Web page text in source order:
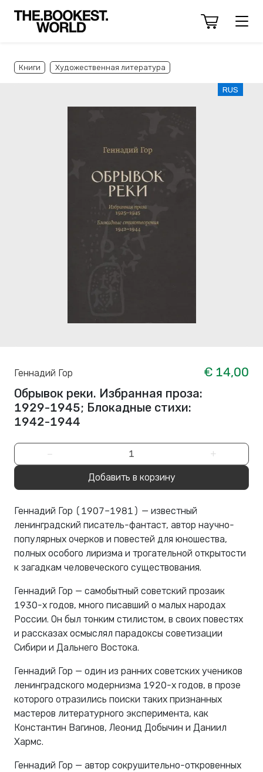
Книги Художественная литература
RUS
Геннадий Гор
€ 14,00
Обрывок реки. Избранная проза:
1929-1945; Блокадные стихи:
1942-1944
− +
Добавить в корзину
Геннадий Гор (1907–1981) — известный
ленинградский писатель-фантаст, автор научно-
популярных очерков и повестей для юношества,
полных особого лиризма и трогательной открытости
к загадкам человеческого существования.
Геннадий Гор — самобытный советский прозаик
1930-х годов, много писавший о малых народах
России. Он был тонким стилистом, в своих повестях
и рассказах осмыслял парадоксы советизации
Сибири и Дальнего Востока.
Геннадий Гор — один из ранних советских учеников
ленинградского модернизма 1920-х годов, в прозе
которого отразились поиски таких признанных
мастеров литературного эксперимента, как
Константин Вагинов, Леонид Добычин и Даниил
Хармс.
Геннадий Гор — автор сокрушительно-откровенных